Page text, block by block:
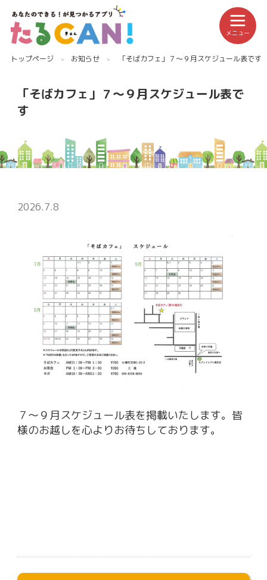
トップページ お知らせ 「そばカフェ」７～９月スケジュール表です
「そばカフェ」７～９月スケジュール表で
す
2026.7.8
７～９月スケジュール表を掲載いたします。皆
様のお越しを心よりお待ちしております。
メニュー